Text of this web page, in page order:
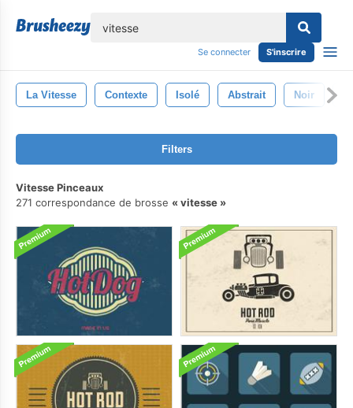
Se connecter S'inscrire
La Vitesse Contexte Isolé Abstrait Noir
Filters
Vitesse Pinceaux
271 correspondance de brosse
vitesse